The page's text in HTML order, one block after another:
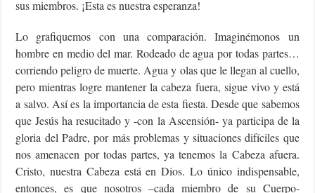
sus miembros. ¡Esta es nuestra esperanza!
Lo grafiquemos con una comparación. Imaginémonos un
hombre en medio del mar. Rodeado de agua por todas partes…
corriendo peligro de muerte. Agua y olas que le llegan al cuello,
pero mientras logre mantener la cabeza fuera, sigue vivo y está
a salvo. Así es la importancia de esta fiesta. Desde que sabemos
que Jesús ha resucitado y -con la Ascensión- ya participa de la
gloria del Padre, por más problemas y situaciones difíciles que
nos amenacen por todas partes, ya tenemos la Cabeza afuera.
Cristo, nuestra Cabeza está en Dios. Lo único indispensable,
entonces, es que nosotros –cada miembro de su Cuerpo-